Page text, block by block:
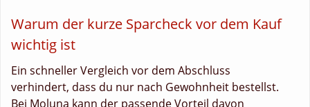
Warum der kurze Sparcheck vor dem Kauf
wichtig ist
Ein schneller Vergleich vor dem Abschluss
verhindert, dass du nur nach Gewohnheit bestellst.
Bei Moluna kann der passende Vorteil davon